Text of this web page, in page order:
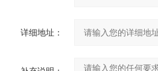
详细地址：